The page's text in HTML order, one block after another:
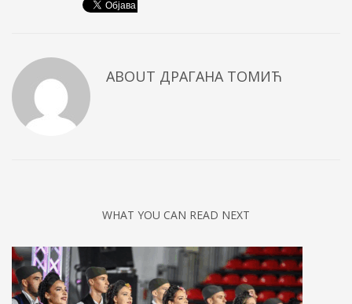
ABOUT ДРАГАНА ТОМИЋ
WHAT YOU CAN READ NEXT